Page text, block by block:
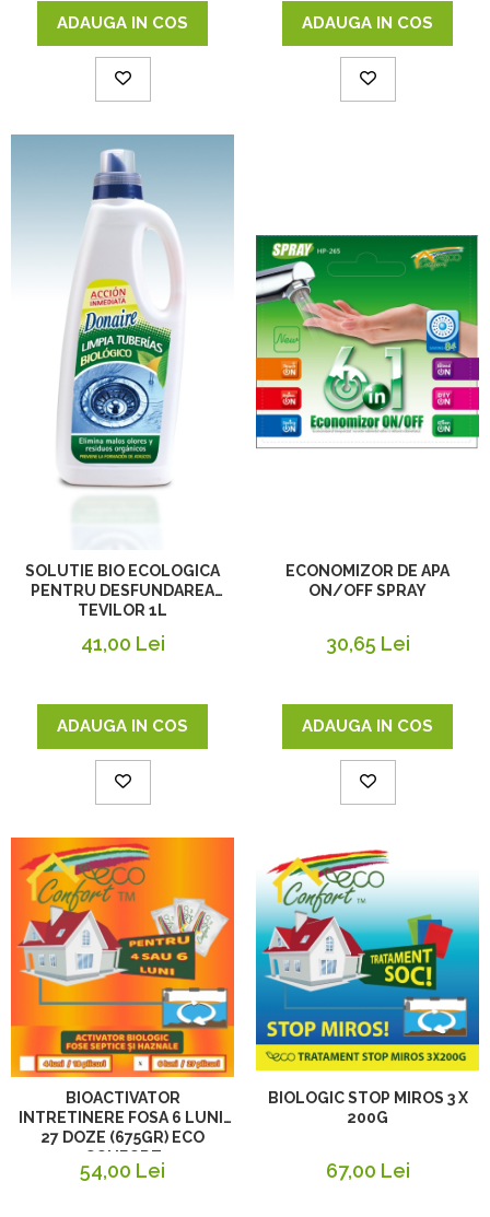
ADAUGA IN COS ADAUGA IN COS
SOLUTIE BIO ECOLOGICA
PENTRU DESFUNDAREA
TEVILOR 1L
41,00 Lei
ADAUGA IN COS
ECONOMIZOR DE APA
ON/OFF SPRAY
30,65 Lei
ADAUGA IN COS
BIOACTIVATOR
INTRETINERE FOSA 6 LUNI,
27 DOZE (675GR) ECO
CONFORT
54,00 Lei
BIOLOGIC STOP MIROS 3 X
200G
67,00 Lei